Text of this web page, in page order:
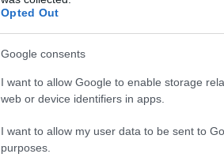
Opted Out
Google consents
I want to allow Google to enable storage
web or device identifiers in apps.
I want to allow my user data to be sent to
purposes.
συνεργασία του με τους
Α1 ΑΝΔΡΩΝ 29/06/2020